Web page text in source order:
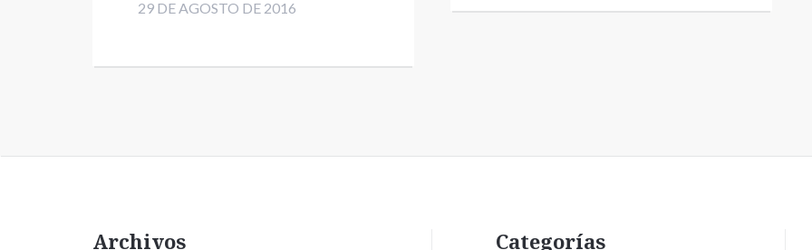
29 DE AGOSTO DE 2016
Archivos Categorías